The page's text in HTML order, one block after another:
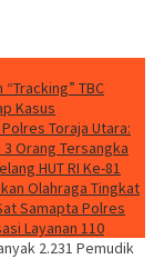
TBC
Kasus
Toraja Utara:
Orang Tersangka
HUT RI Ke-81
Olahraga Tingkat
Samapta Polres
Layanan 110
2.231 Pemudik